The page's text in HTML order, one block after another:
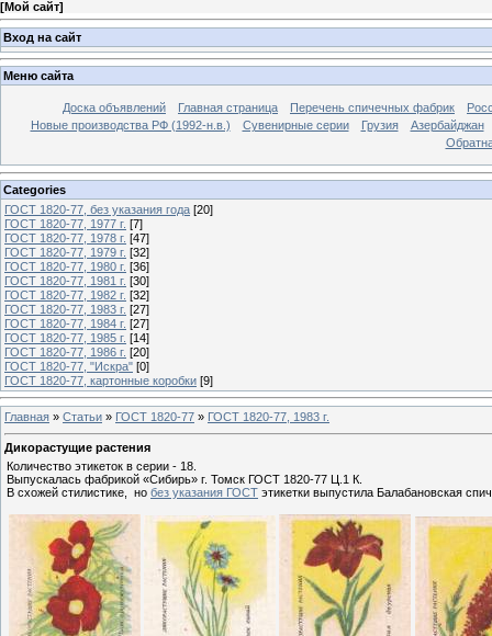
[Мой сайт]
Вход на сайт
Меню сайта
Доска объявлений Главная страница Перечень спичечных фабрик
Новые производства РФ (1992-н.в.)
Сувенирные серии Грузия
Азербайджан
Categories
ГОСТ 1820-77, без указания года [20]
ГОСТ 1820-77, 1977 г. [7]
ГОСТ 1820-77, 1978 г. [47]
ГОСТ 1820-77, 1979 г. [32]
ГОСТ 1820-77, 1980 г. [36]
ГОСТ 1820-77, 1981 г. [30]
ГОСТ 1820-77, 1982 г. [32]
ГОСТ 1820-77, 1983 г. [27]
ГОСТ 1820-77, 1984 г. [27]
ГОСТ 1820-77, 1985 г. [14]
ГОСТ 1820-77, 1986 г. [20]
ГОСТ 1820-77, "Искра" [0]
ГОСТ 1820-77, картонные коробки [9]
Главная » Статьи » ГОСТ 1820-77 » ГОСТ 1820-77, 1983 г.
Дикорастущие растения
Количество этикеток в серии - 18.
Выпускалась фабрикой «Сибирь» г. Томск ГОСТ 1820-77 Ц.1 К.
В схожей стилистике, но без указания ГОСТ этикетки выпустила Балабановская